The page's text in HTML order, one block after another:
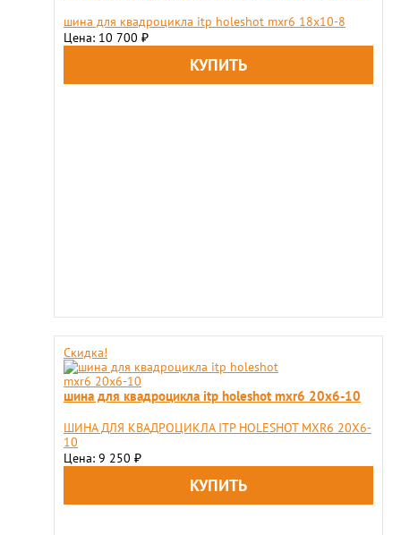
шина для квадроцикла itp holeshot mxr6 18x10-8
Цена: 10 700 ₽
Скидка!
шина для квадроцикла itp holeshot mxr6 20x6-10
ШИНА ДЛЯ КВАДРОЦИКЛА ITP HOLESHOT MXR6 20X6-
10
Цена: 9 250 ₽